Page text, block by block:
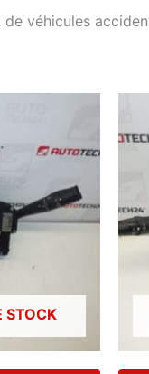
véhicules
STOCK